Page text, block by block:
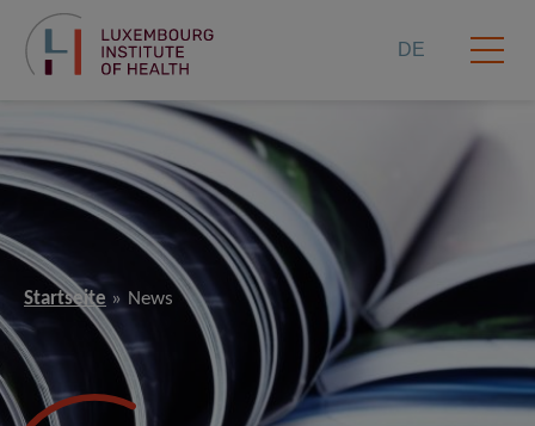
DE
Startseite News